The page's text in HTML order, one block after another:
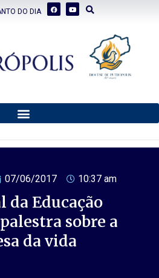
DO DIA
07/06/2017 10:37 am
da Educação
sobre a
da vida